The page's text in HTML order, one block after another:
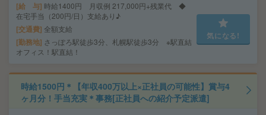
給 与 時給1400円 月収例 217,000円+残業代 ◆
在宅手当（200円/日）支給あり♪
交通費 全額支給
勤務地 さっぽろ駅徒歩3分、札幌駅徒歩3分 ※駅直結
オフィス！駅直結！
気になる!
時給1500円＊【年収400万以上×正社員の可能性】賞与4
ヶ月分！手当充実＊事務[正社員への紹介予定派遣]